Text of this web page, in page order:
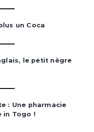
un Coca
le petit nègre
: Une pharmacie
in Togo !